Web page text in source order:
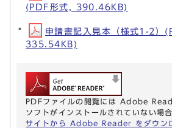
(PDF形式, 390.46KB)
申請書記入見本（様式1-2）
335.54KB)
PDFファイルの閲覧には Adobe
ソフトがインストールされていない場合
サイトから Adobe Reader をダウン